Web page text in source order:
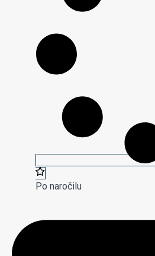
Po naročilu